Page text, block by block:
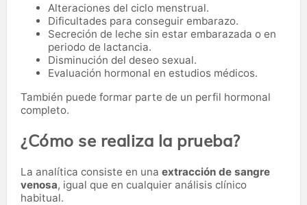
Alteraciones del ciclo menstrual.
Dificultades para conseguir embarazo.
Secreción de leche sin estar embarazada o en
periodo de lactancia.
Disminución del deseo sexual.
Evaluación hormonal en estudios médicos.
También puede formar parte de un perfil hormonal
completo.
¿Cómo se realiza la prueba?
La analítica consiste en una extracción de sangre
venosa, igual que en cualquier análisis clínico
habitual.